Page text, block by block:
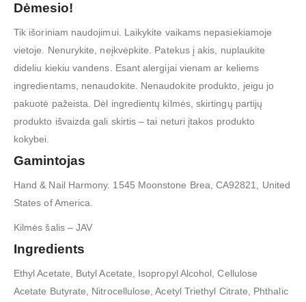
Dėmesio!
Tik išoriniam naudojimui. Laikykite vaikams nepasiekiamoje
vietoje. Nenurykite, neįkvėpkite. Patekus į akis, nuplaukite
dideliu kiekiu vandens. Esant alergijai vienam ar keliems
ingredientams, nenaudokite. Nenaudokite produkto, jeigu jo
pakuotė pažeista. Dėl ingredientų kilmės, skirtingų partijų
produkto išvaizda gali skirtis – tai neturi įtakos produkto
kokybei.
Gamintojas
Hand & Nail Harmony. 1545 Moonstone Brea, CA92821, United
States of America.
Kilmės šalis – JAV
Ingredients
Ethyl Acetate, Butyl Acetate, Isopropyl Alcohol, Cellulose
Acetate Butyrate, Nitrocellulose, Acetyl Triethyl Citrate, Phthalic